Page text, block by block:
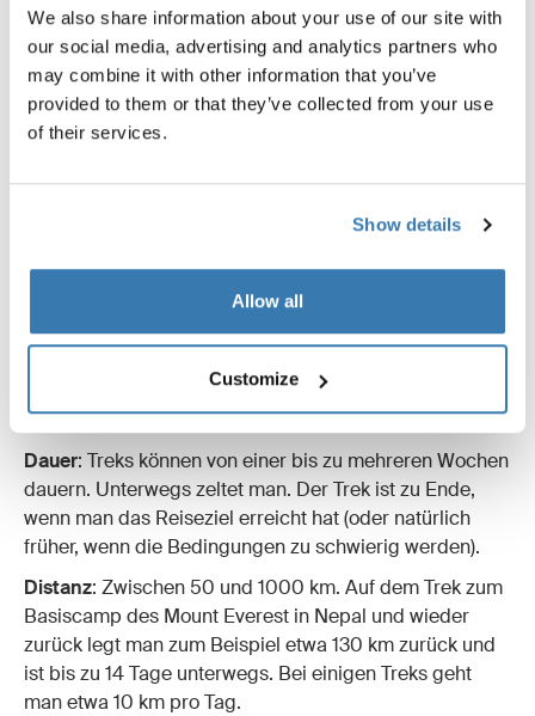
We also share information about your use of our site with
our social media, advertising and analytics partners who
may combine it with other information that you’ve
provided to them or that they’ve collected from your use
of their services.
Show details
Allow all
Customize
Trekking:
: Anspruchsvolle Reisen auf denen Sie
und vielleicht sogar einem höhenbedingt niedrigen
Sauerstoffgehalt ausgesetzt sind. Im Gegensatz zu den
meisten Wanderungen findet ein Trek in der Wildnis und
Expeditionen, für die Sie unter Umständen sogar
trainieren müssen.
Dauer: Treks können von einer bis zu mehreren Wochen
dauern. Unterwegs zeltet man. Der Trek ist zu Ende,
wenn man das Reiseziel erreicht hat (oder natürlich
früher, wenn die Bedingungen zu schwierig werden).
Distanz: Zwischen 50 und 1000 km. Auf dem Trek zum
Basiscamp des Mount Everest in Nepal und wieder
zurück legt man zum Beispiel etwa 130 km zurück und
ist bis zu 14 Tage unterwegs. Bei einigen Treks geht
man etwa 10 km pro Tag.